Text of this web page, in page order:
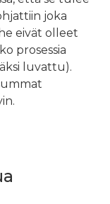
joka
eivät olleet
prosessia
luvattu).